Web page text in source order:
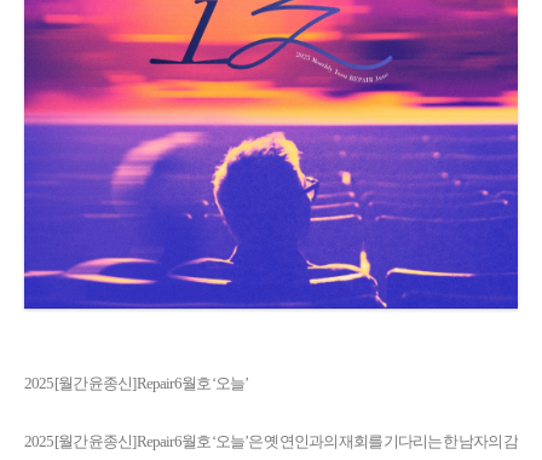
2025 [월간 윤종신] Repair 6월호 ‘오늘’
2025 [월간 윤종신] Repair 6월호 ‘오늘’은 옛 연인과의 재회를 기다리는 한 남자의 감